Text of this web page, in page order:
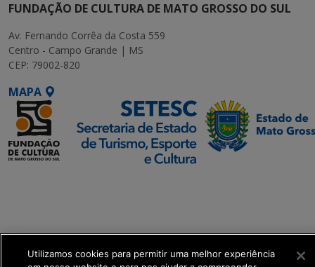
FUNDAÇÃO DE CULTURA DE MATO GROSSO DO SUL
Av. Fernando Corrêa da Costa 559
Centro - Campo Grande | MS
CEP: 79002-820
MAPA
get_footer();
Utilizamos cookies para permitir uma melhor experiência